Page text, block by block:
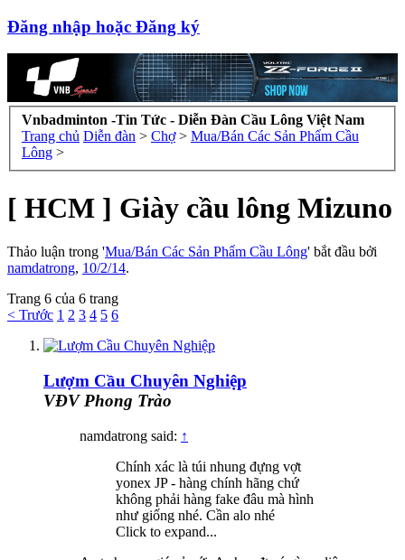
Đăng nhập hoặc Đăng ký
Vnbadminton -Tin Tức - Diễn Đàn Cầu Lông Việt Nam
Trang chủ Diễn đàn > Chợ > Mua/Bán Các Sản Phẩm Cầu
Lông >
[ HCM ] Giày cầu lông Mizuno
Thảo luận trong 'Mua/Bán Các Sản Phẩm Cầu Lông' bắt đầu bởi
namdatrong, 10/2/14.
Trang 6 của 6 trang
< Trước 1 2 3 4 5 6
Lượm Cầu Chuyên Nghiệp
VĐV Phong Trào
namdatrong said: ↑
Chính xác là túi nhung đựng vợt
yonex JP - hàng chính hãng chứ
không phải hàng fake đâu mà hình
như giống nhé. Cần alo nhé
Click to expand...